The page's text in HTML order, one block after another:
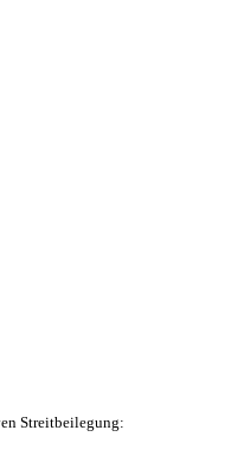
Streitbeilegung: